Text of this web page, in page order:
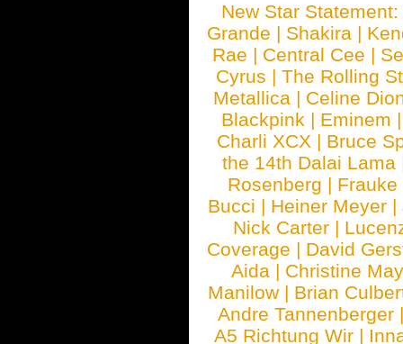
New Star
Grande | Shakira |
Rae | Central Cee |
Cyrus | The Rolling
Metallica | Celine
Blackpink | Eminem
Charli XCX | Bruce
the 14th Dalai Lama
Rosenberg | Frauke
Bucci | Heiner Meyer |
Nick Carter |
Coverage | David
Aida | Christine
Manilow | Brian
Andre Tannenberger
A5 Richtung Wir |